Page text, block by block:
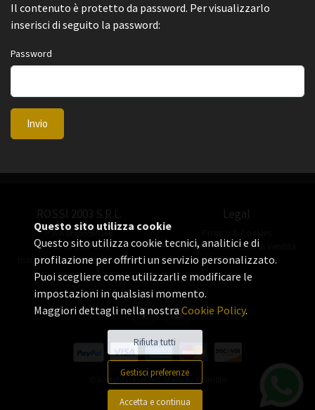
Il contenuto è protetto da password. Per visualizzarlo
inserisci di seguito la password:
Password
Invio
ROSSI 2003 S.R.L.
P.IVA 06655560156
+39 02 3360 8378
manuel.rossi@rossiorologi.com
Legal
Termini e Condizioni di Vendita
© All rights reserved. Made by
Questo sito utilizza cookie
Questo sito utilizza cookie tecnici, analitici e di
profilazione per offrirti un servizio personalizzato.
Puoi scegliere come utilizzarli e modificare le
impostazioni in qualsiasi momento.
Maggiori dettagli nella nostraCookie Policy.
Rifiuta tutti
Gestisci preferenze
Accetta e continua